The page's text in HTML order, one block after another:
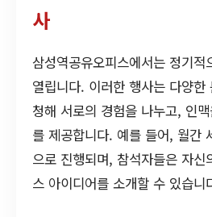
사
삼성역공유오피스에서는 정기
열립니다. 이러한 행사는 다양
청해 서로의 경험을 나누고, 인
를 제공합니다. 예를 들어, 월간
으로 진행되며, 참석자들은 자신
스 아이디어를 소개할 수 있습니